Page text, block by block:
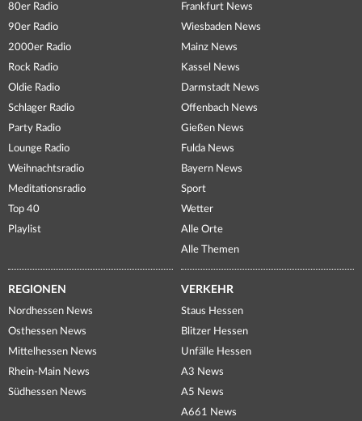
80er Radio
90er Radio
2000er Radio
Rock Radio
Oldie Radio
Schlager Radio
Party Radio
Lounge Radio
Weihnachtsradio
Meditationsradio
Top 40
Playlist
Frankfurt News
Wiesbaden News
Mainz News
Kassel News
Darmstadt News
Offenbach News
Gießen News
Fulda News
Bayern News
Sport
Wetter
Alle Orte
Alle Themen
REGIONEN
Nordhessen News
Osthessen News
Mittelhessen News
Rhein-Main News
Südhessen News
VERKEHR
Staus Hessen
Blitzer Hessen
Unfälle Hessen
A3 News
A5 News
A661 News